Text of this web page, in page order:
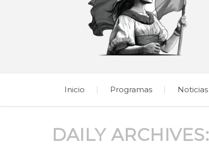
Inicio Programas Noticias
DAILY ARCHIVES: